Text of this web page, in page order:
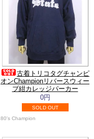
古着トリコタグチャンピ
オンChampionリバースウィー
ブ紺カレッジパーカー
0円
SOLD OUT
80's Champion